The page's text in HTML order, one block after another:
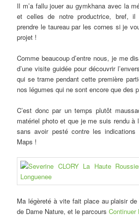
Il m’a fallu jouer au gymkhana avec la
et celles de notre productrice, bref,
prendre le taureau par les cornes si je
projet !
Comme beaucoup d’entre nous, je me
d’une visite guidée pour découvrir
qui se trame pendant cette première
nos légumes qui ne sont encore que des
C’est donc par un temps plutôt
matériel photo et que je me suis rendu à
sans avoir pesté contre les indications
Maps !
Ma légèreté à vite fait place au plaisir
de Dame Nature, et le parcoursContinuer